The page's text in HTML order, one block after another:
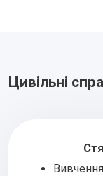
Цивільні